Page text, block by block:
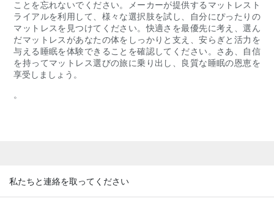
ことを忘れないでください。メーカーが提供するマットレスト
ライアルを利用して、様々な選択肢を試し、自分にぴったりの
マットレスを見つけてください。快適さを最優先に考え、選ん
だマットレスがあなたの体をしっかりと支え、安らぎと活力を
与える睡眠を体験できることを確認してください。さあ、自信
を持ってマットレス選びの旅に乗り出し、良質な睡眠の恩恵を
享受しましょう。
。
私たちと連絡を取ってください